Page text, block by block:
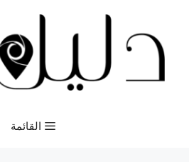
المحتوى
القائمة